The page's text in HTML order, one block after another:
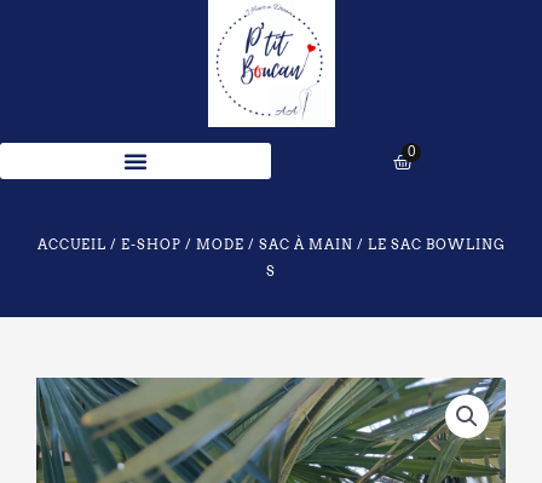
0
Panier
ACCUEIL / E-SHOP / MODE / SAC À MAIN / LE SAC BOWLING
S